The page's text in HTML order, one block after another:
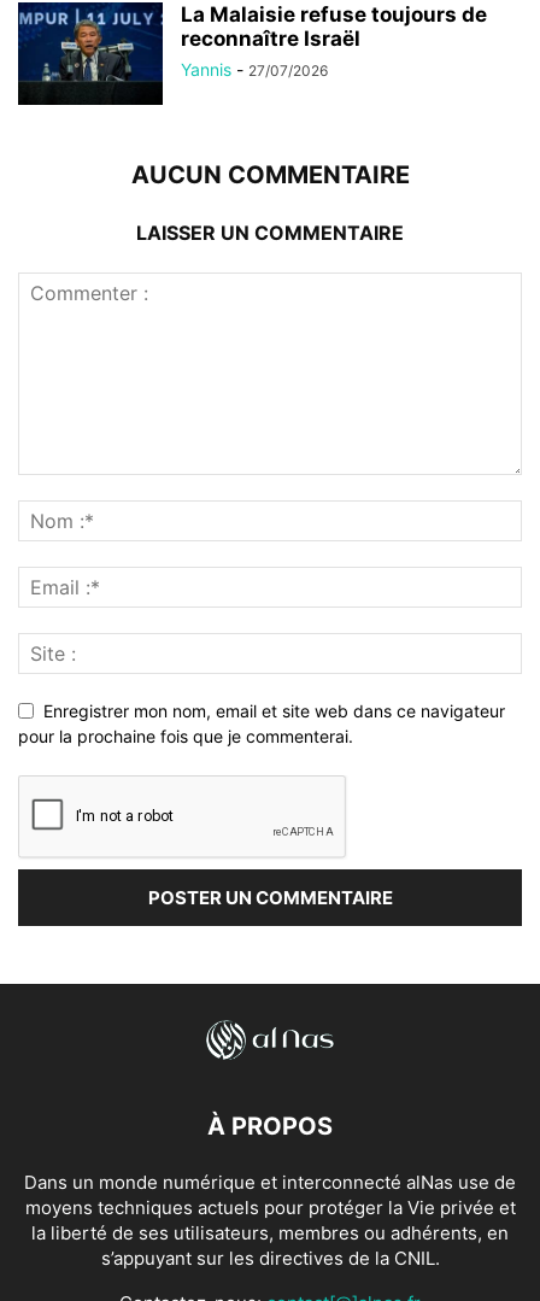
La Malaisie refuse toujours de
reconnaître Israël
Yannis - 27/07/2026
AUCUN COMMENTAIRE
LAISSER UN COMMENTAIRE
Enregistrer mon nom, email et site web dans ce navigateur
pour la prochaine fois que je commenterai.
À PROPOS
Dans un monde numérique et interconnecté alNas use de
moyens techniques actuels pour protéger la Vie privée et
la liberté de ses utilisateurs, membres ou adhérents, en
s’appuyant sur les directives de la CNIL.